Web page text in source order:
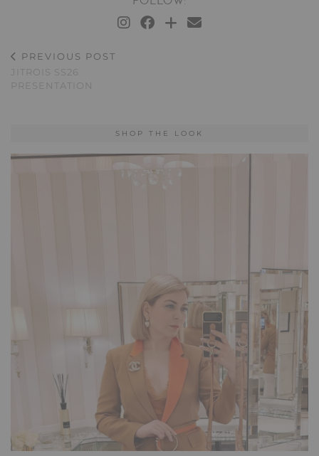
PREVIOUS POST
JITROIS SS26
PRESENTATION
SHOP THE LOOK